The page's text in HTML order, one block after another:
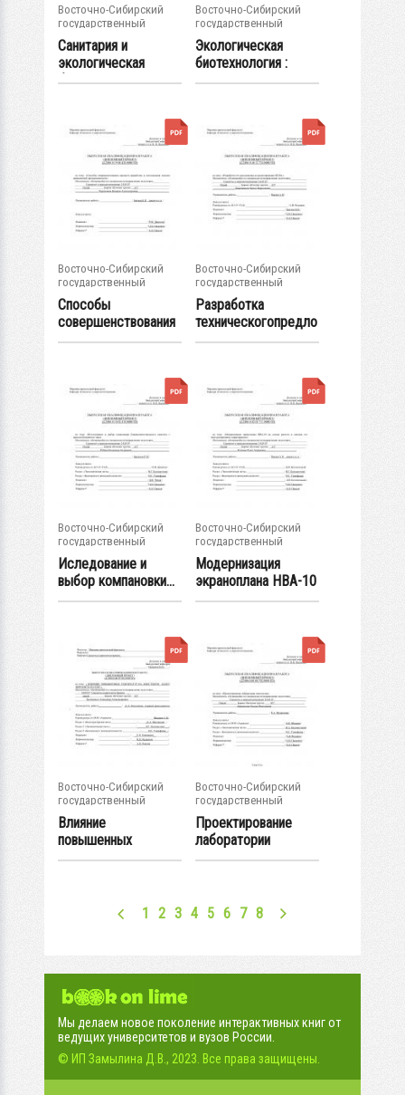
Восточно-Сибирский
государственный
университет...
Санитария и
экологическая
безопасность...
Восточно-Сибирский
государственный
университет...
Экологическая
биотехнология :
методические...
Восточно-Сибирский
государственный
университет...
Способы
совершенствования
процесса
Восточно-Сибирский
государственный
университет...
Разработка
техническогопредло
жения на...
Восточно-Сибирский
государственный
университет...
Иследование и
выбор компановки...
Восточно-Сибирский
государственный
университет...
Модернизация
экраноплана НВА-10
на основе расчета...
Восточно-Сибирский
государственный
университет...
Влияние
повышенных
температур на
Восточно-Сибирский
государственный
университет...
Проектирование
лаборатории
неметаллов
1 2 3 4 5 6 7 8
Мы делаем новое поколение интерактивных книг от
ведущих университетов и вузов России.
© ИП Замылина Д.В., 2023. Все права защищены.